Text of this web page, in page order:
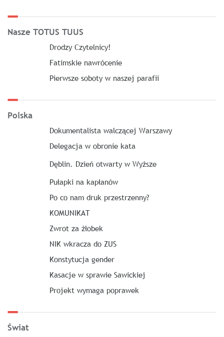
Nasze TOTUS TUUS
Drodzy Czytelnicy!
Fatimskie nawrócenie
Pierwsze soboty w naszej parafii
Polska
Dokumentalista walczącej Warszawy
Delegacja w obronie kata
Dęblin. Dzień otwarty w Wyższe
Pułapki na kapłanów
Po co nam druk przestrzenny?
KOMUNIKAT
Zwrot za żłobek
NIK wkracza do ZUS
Konstytucja gender
Kasacje w sprawie Sawickiej
Projekt wymaga poprawek
Świat